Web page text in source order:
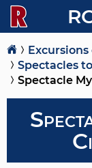
Spectacles
Spectacle